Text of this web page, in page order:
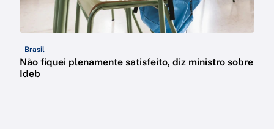
Brasil
Não fiquei plenamente satisfeito, diz ministro sobre
Ideb